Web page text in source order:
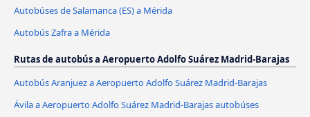
Autobúses de Salamanca (ES) a Mérida
Autobús Zafra a Mérida
Rutas de autobús a Aeropuerto Adolfo Suárez Madrid-Barajas
Autobús Aranjuez a Aeropuerto Adolfo Suárez Madrid-Barajas
Ávila‎ a Aeropuerto Adolfo Suárez Madrid-Barajas autobúses